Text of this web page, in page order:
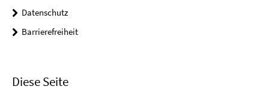
Datenschutz
Barrierefreiheit
Diese Seite